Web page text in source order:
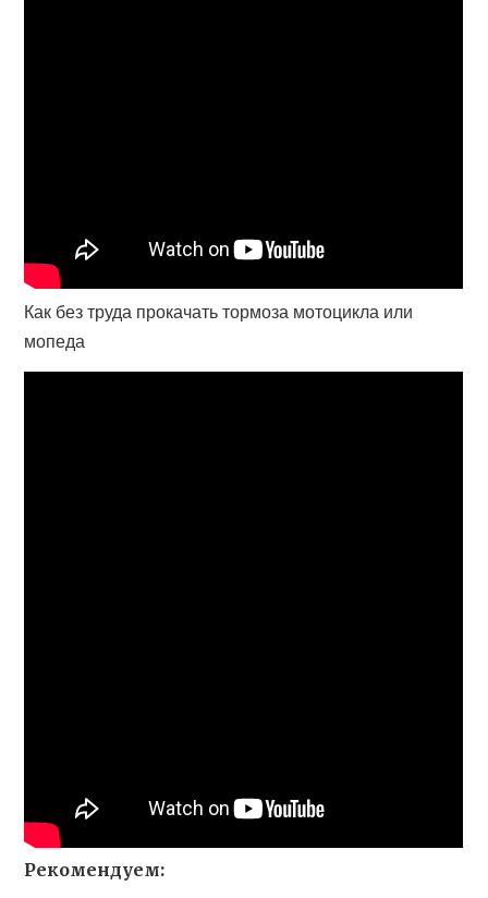
Как без труда прокачать тормоза мотоцикла или
мопеда
Рекомендуем: